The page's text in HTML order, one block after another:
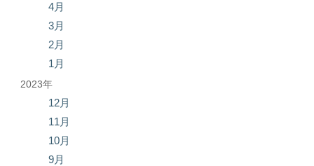
4月
3月
2月
1月
2023年
12月
11月
10月
9月